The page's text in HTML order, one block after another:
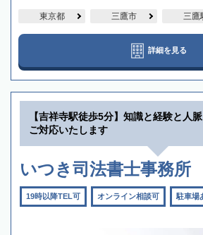
東京都 三鷹市 三鷹
詳細を見る
【吉祥寺駅徒歩5分】知識と経験と人
ご対応いたします
いつき司法書士事務所
19時以降TEL可 オンライン相談可 駐車場